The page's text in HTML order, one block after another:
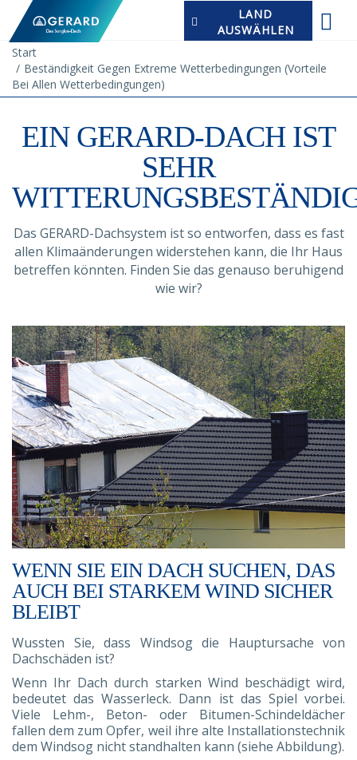
LAND
AUSWÄHLEN
Start
Beständigkeit Gegen Extreme Wetterbedingungen (Vorteile
Bei Allen Wetterbedingungen)
EIN GERARD-DACH IST
SEHR
Das GERARD-Dachsystem ist so entworfen, dass es fast
allen Klimaänderungen widerstehen kann, die Ihr Haus
betreffen könnten. Finden Sie das genauso beruhigend
wie wir?
WENN SIE EIN DACH SUCHEN, DAS
AUCH BEI STARKEM WIND SICHER
BLEIBT
Wussten Sie, dass Windsog die Hauptursache von
Dachschäden ist?
Wenn Ihr Dach durch starken Wind beschädigt wird,
bedeutet das Wasserleck. Dann ist das Spiel vorbei.
Viele Lehm-, Beton- oder Bitumen-Schindeldächer
fallen dem zum Opfer, weil ihre alte Installationstechnik
dem Windsog nicht standhalten kann (siehe Abbildung).